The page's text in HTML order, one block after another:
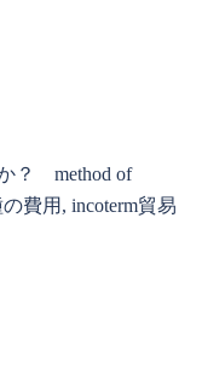
？ method of
費用, incoterm貿易